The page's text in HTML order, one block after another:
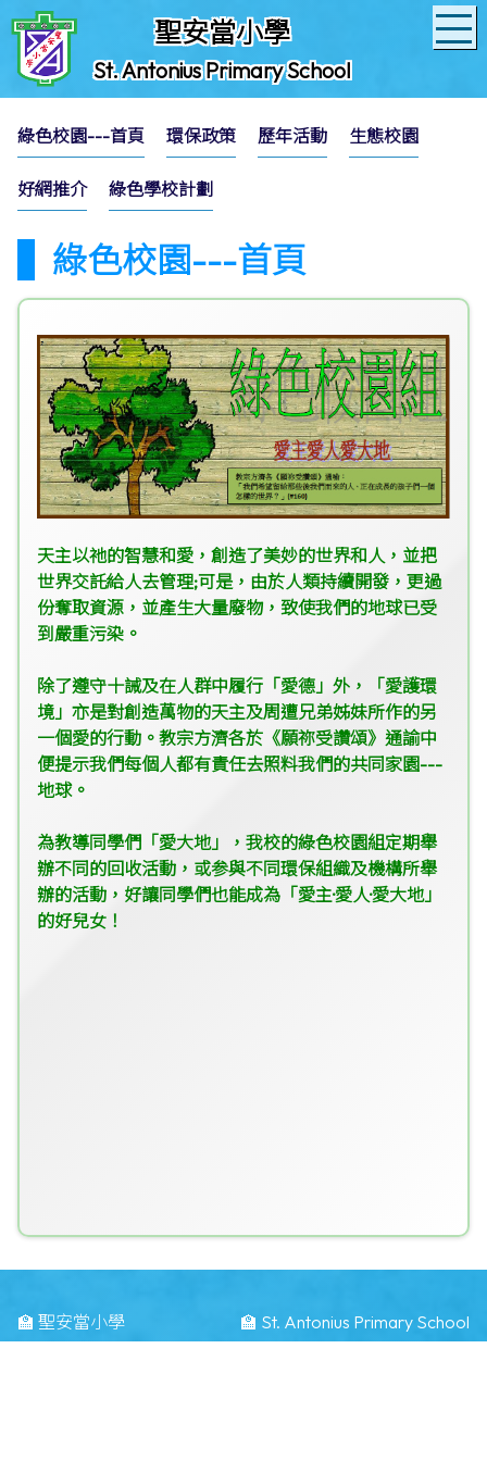
聖安當小學
St. Antonius Primary School
綠色校園---首頁 環保政策 歷年活動 生態校園
好網推介 綠色學校計劃
綠色校園---首頁
天主以祂的智慧和愛，創造了美妙的世界和人，並把
世界交託給人去管理;可是，由於人類持續開發，更過
份奪取資源，並產生大量廢物，致使我們的地球已受
到嚴重污染。
除了遵守十誡及在人群中履行「愛德」外，「愛護環
境」亦是對創造萬物的天主及周遭兄弟姊妹所作的另
一個愛的行動。教宗方濟各於《願祢受讚頌》通諭中
便提示我們每個人都有責任去照料我們的共同家園---
地球。
為教導同學們「愛大地」，我校的綠色校園組定期舉
辦不同的回收活動，或参與不同環保組織及機構所舉
辦的活動，好讓同學們也能成為「愛主·愛人·愛大地」
的好兒女！
🏫 聖安當小學
🏫 St. Antonius Primary School